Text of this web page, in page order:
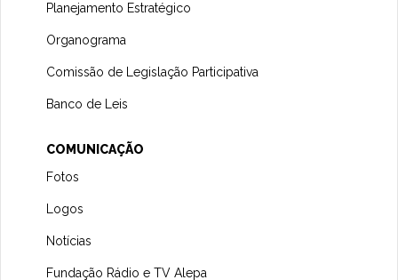
Planejamento Estratégico
Organograma
Comissão de Legislação Participativa
Banco de Leis
COMUNICAÇÃO
Fotos
Logos
Notícias
Fundação Rádio e TV Alepa